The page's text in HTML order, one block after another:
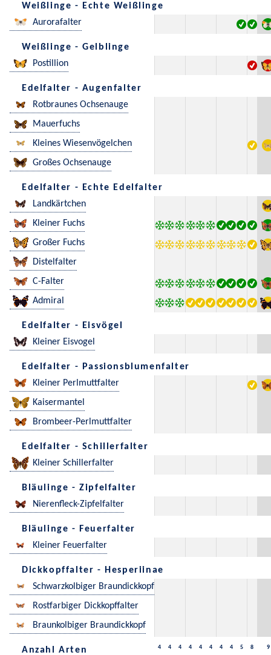
Weißlinge - Echte Weißlinge
Aurorafalter
Weißlinge - Gelblinge
Postillion
Edelfalter - Augenfalter
Rotbraunes Ochsenauge
Mauerfuchs
Kleines Wiesenvögelchen
Großes Ochsenauge
Edelfalter - Echte Edelfalter
Landkärtchen
Kleiner Fuchs
Großer Fuchs
Distelfalter
C-Falter
Admiral
Edelfalter - Eisvögel
Kleiner Eisvogel
Edelfalter - Passionsblumenfalter
Kleiner Perlmuttfalter
Kaisermantel
Brombeer-Perlmuttfalter
Edelfalter - Schillerfalter
Kleiner Schillerfalter
Bläulinge - Zipfelfalter
Nierenfleck-Zipfelfalter
Bläulinge - Feuerfalter
Kleiner Feuerfalter
Dickkopffalter - Hesperiinae
Schwarzkolbiger Braundickkopf
Rostfarbiger Dickkopffalter
Braunkolbiger Braundickkopf
Anzahl Arten 4 4 4 4 4 4 4 4 5 8 9